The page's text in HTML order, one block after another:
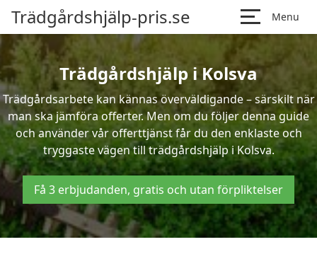
Trädgårdshjälp-pris.se Menu
Trädgårdshjälp i Kolsva
Trädgårdsarbete kan kännas överväldigande – särskilt när
man ska jämföra offerter. Men om du följer denna guide
och använder vår offerttjänst får du den enklaste och
tryggaste vägen till trädgårdshjälp i Kolsva.
Få 3 erbjudanden, gratis och utan förpliktelser